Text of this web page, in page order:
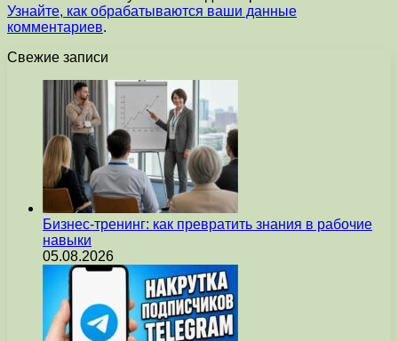
Узнайте, как обрабатываются ваши данные
комментариев.
Свежие записи
Бизнес-тренинг: как превратить знания в рабочие
навыки
05.08.2026